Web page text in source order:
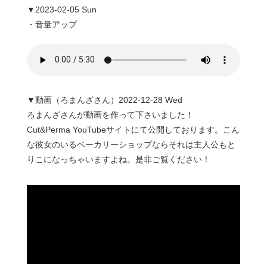
▼2023-02-05 Sun
・音量アップ
▼動画（ろまんざさん）2022-12-28 Wed
ろまんざさんが動画を作って下さいました！
Cut&Perma YouTubeサイトにて公開しております。こん
な彼女のいるベーカリーショップならそれは主人公もと
りこになっちゃいますよね。是非ご覧ください！